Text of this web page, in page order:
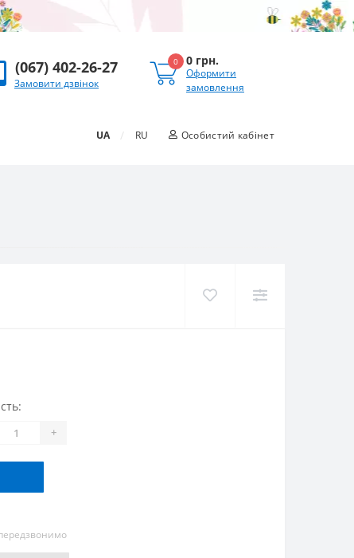
(067) 402-26-27
Замовити дзвінок
0 0 грн.
Оформити
замовлення
UA / RU Особистий кабінет
+